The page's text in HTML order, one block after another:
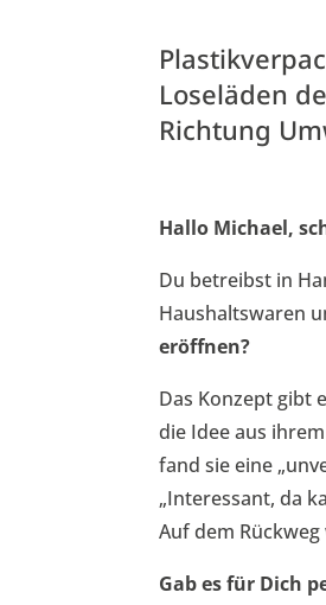
Loseläden
Richtung
Hallo Michael,
Du betreibst in
Haushaltswaren
eröffnen?
Das Konzept gibt
die Idee aus
fand sie eine
„Interessant, da
Auf dem
Gab es für Dich